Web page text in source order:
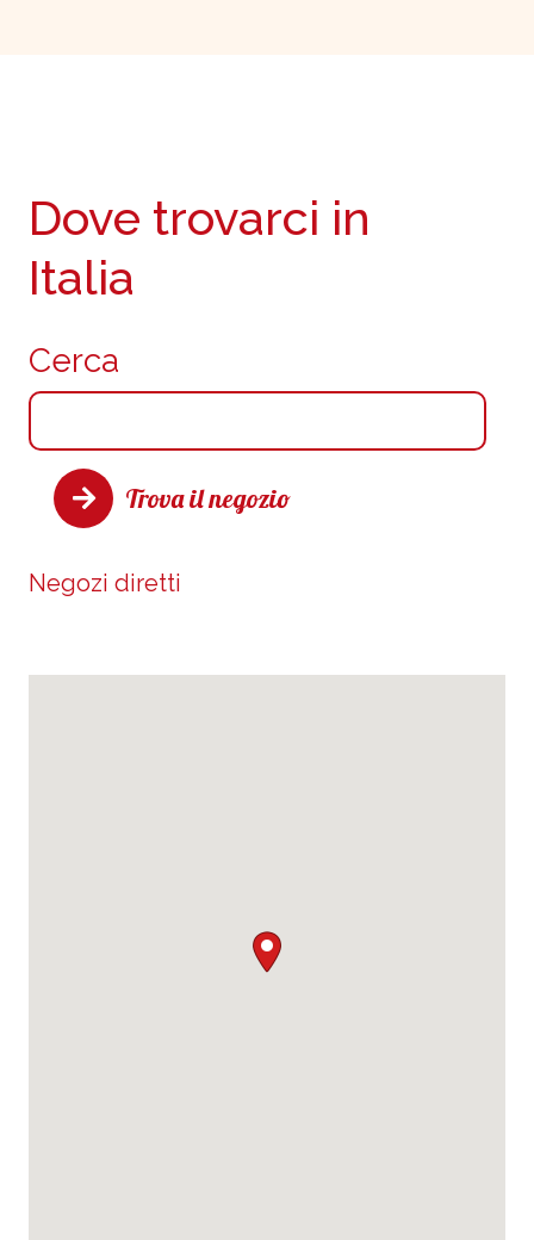
Cerca
Trova il negozio
Dove trovarci in
Italia
Negozi diretti